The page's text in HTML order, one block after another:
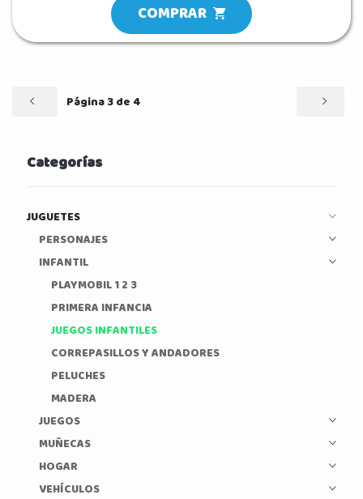
COMPRAR
Página 3 de 4
Categorías
JUGUETES
PERSONAJES
INFANTIL
PLAYMOBIL 1 2 3
PRIMERA INFANCIA
JUEGOS INFANTILES
CORREPASILLOS Y ANDADORES
PELUCHES
MADERA
JUEGOS
MUÑECAS
HOGAR
VEHÍCULOS